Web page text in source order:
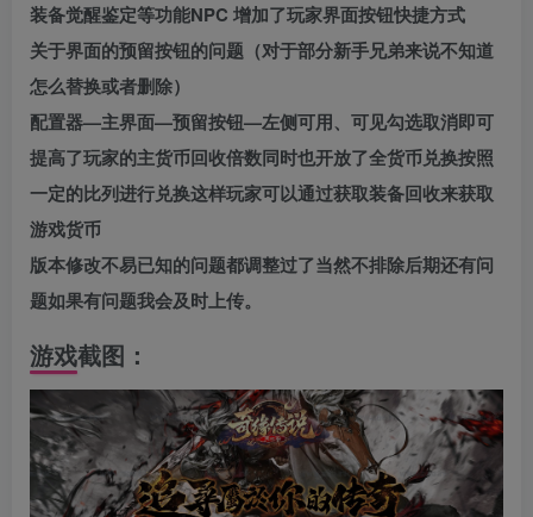
装备觉醒鉴定等功能NPC 增加了玩家界面按钮快捷方式
关于界面的预留按钮的问题（对于部分新手兄弟来说不知道
怎么替换或者删除）
配置器—主界面—预留按钮—左侧可用、可见勾选取消即可
提高了玩家的主货币回收倍数同时也开放了全货币兑换按照
一定的比列进行兑换这样玩家可以通过获取装备回收来获取
游戏货币
版本修改不易已知的问题都调整过了当然不排除后期还有问
题如果有问题我会及时上传。
游戏截图：